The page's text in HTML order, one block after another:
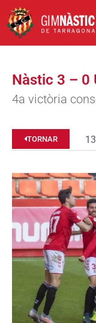
Nàstic 3 – 0
4a victòria
TORNAR